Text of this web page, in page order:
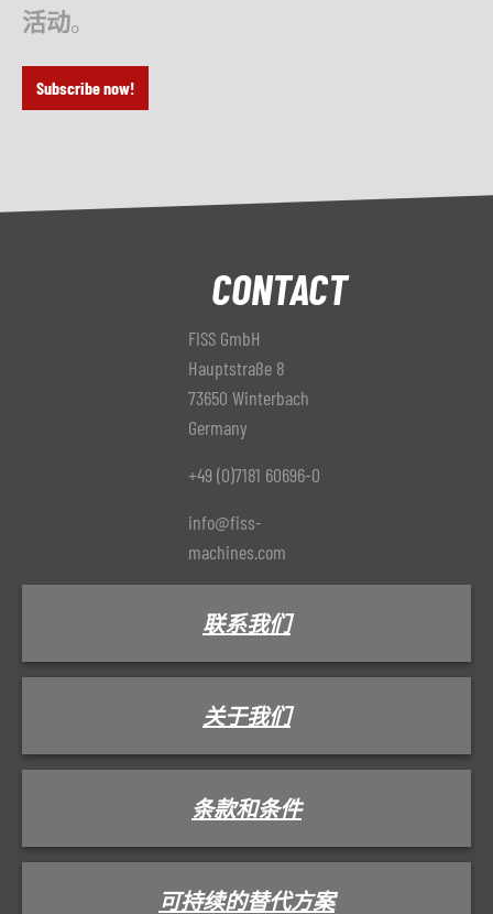
活动。
Subscribe now!
CONTACT
FISS GmbH
Hauptstraße 8
73650 Winterbach
Germany
+49 (0)7181 60696-0
info@fiss-
machines.com
联系我们
关于我们
条款和条件
可持续的替代方案